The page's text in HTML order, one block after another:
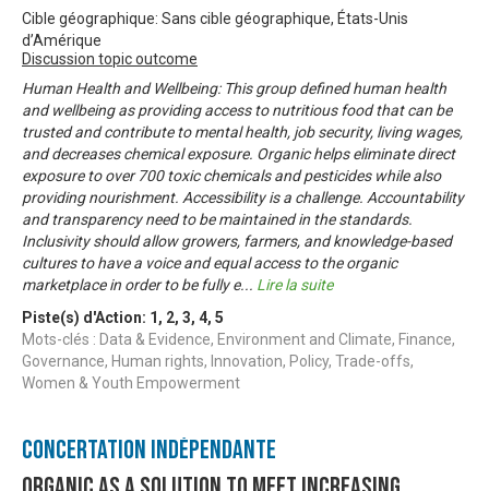
Cible géographique: Sans cible géographique, États-Unis
d’Amérique
Discussion topic outcome
Human Health and Wellbeing: This group defined human health
and wellbeing as providing access to nutritious food that can be
trusted and contribute to mental health, job security, living wages,
and decreases chemical exposure. Organic helps eliminate direct
exposure to over 700 toxic chemicals and pesticides while also
providing nourishment. Accessibility is a challenge. Accountability
and transparency need to be maintained in the standards.
Inclusivity should allow growers, farmers, and knowledge-based
cultures to have a voice and equal access to the organic
marketplace in order to be fully e... Lire la suite
Piste(s) d'Action: 1 , 2, 3, 4, 5
Mots-clés : Data & Evidence, Environment and Climate, Finance,
Governance, Human rights, Innovation, Policy, Trade-offs,
Women & Youth Empowerment
Concertation Indépendante